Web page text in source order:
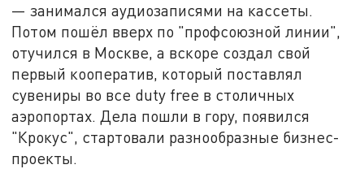
— занимался аудиозаписями на кассеты.
Потом пошёл вверх по "профсоюзной линии",
отучился в Москве, а вскоре создал свой
первый кооператив, который поставлял
сувениры во все duty free в столичных
аэропортах. Дела пошли в гору, появился
"Крокус", стартовали разнообразные бизнес-
проекты.